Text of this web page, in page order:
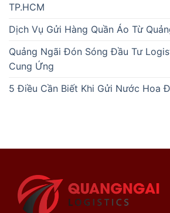
TP.HCM
Dịch Vụ Gửi Hàng Quần Áo Từ
Quảng Ngãi Đón Sóng Đầu Tư
Cung Ứng
5 Điều Cần Biết Khi Gửi Nước Hoa